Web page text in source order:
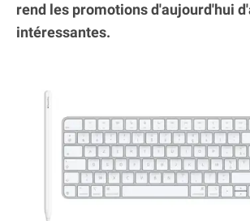
rend les promotions d'aujourd'hui
intéressantes.